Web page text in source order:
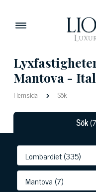
Mantova -
Hemsida Sök
Sök